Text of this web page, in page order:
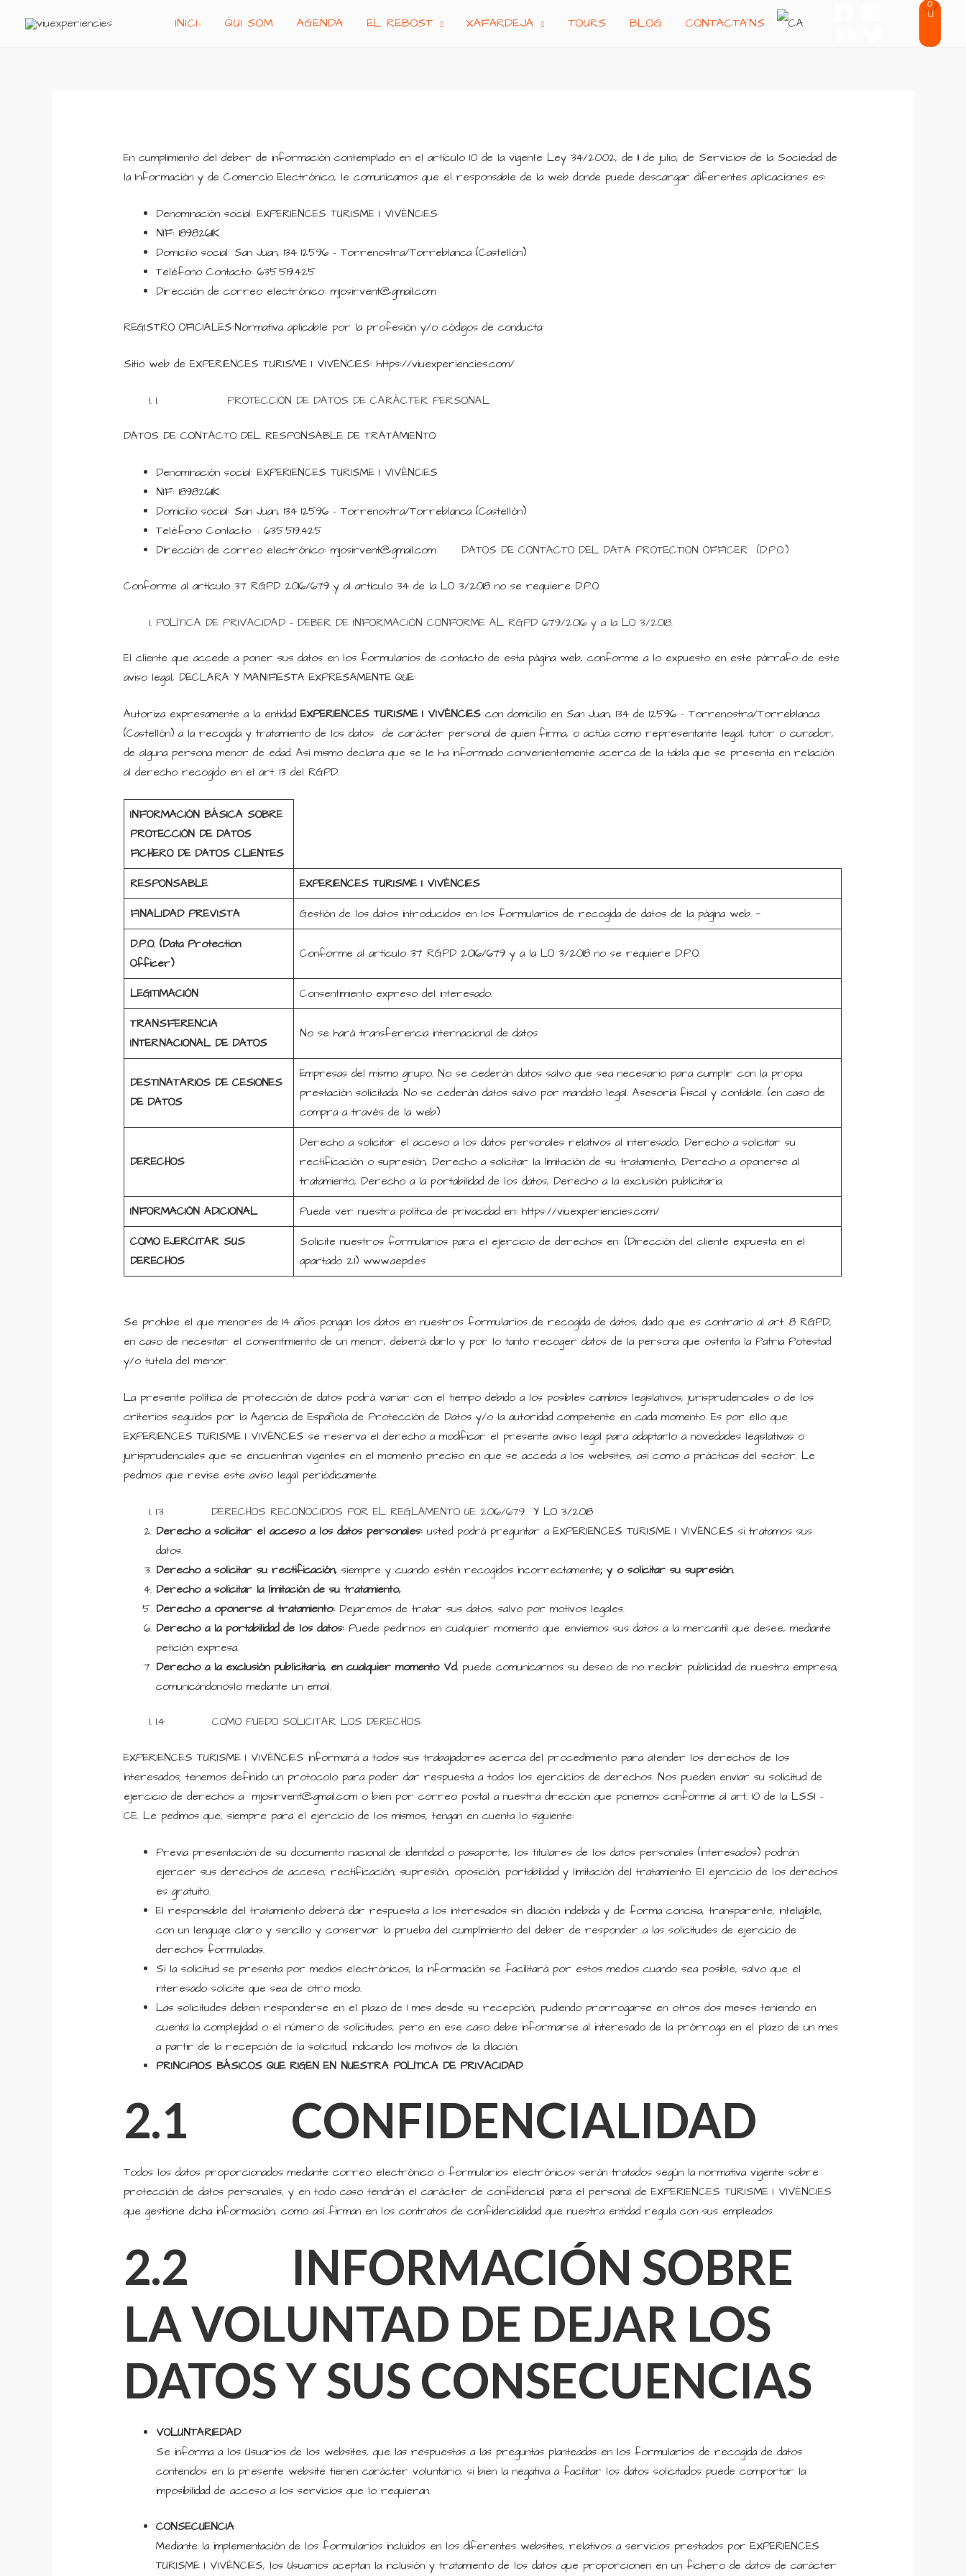
INICI- QUI SOM AGENDA EL REBOST XAFARDEJA TOURS BLOG CONTACTA´NS
En cumplimiento del deber de información contemplado en el artículo 10 de la vigente Ley 34/2002, de 11 de julio, de Servicios de la Sociedad de
la Información y de Comercio Electrónico, le comunicamos que el responsable de la web donde puede descargar diferentes aplicaciones es:
Denominación social: EXPERIENCES TURISME I VIVÈNCIES
NIF: 18982611K
Domicilio social: San Juan, 134 12596 – Torrenostra/Torreblanca (Castellón)
Teléfono Contacto: 635.519.425
Dirección de correo electrónico: mjosirvent@gmail.com
REGISTRO OFICIALES:Normativa aplicable por la profesión y/o códigos de conducta:
Sitio web de EXPERIENCES TURISME I VIVÈNCIES: https://viuexperiencies.com/
1. PROTECCIÓN DE DATOS DE CARÁCTER PERSONAL
DATOS DE CONTACTO DEL RESPONSABLE DE TRATAMIENTO
Denominación social: EXPERIENCES TURISME I VIVÈNCIES
NIF: 18982611K
Domicilio social: San Juan, 134 12596 – Torrenostra/Torreblanca (Castellón)
Teléfono Contacto: : 635.519.425
Dirección de correo electrónico: mjosirvent@gmail.com DATOS DE CONTACTO DEL DATA PROTECTION OFFICER (D.P.O.)
Conforme al artículo 37 RGPD 2016/679 y al artículo 34 de la LO 3/2018 no se requiere D.P.O.
POLÍTICA DE PRIVACIDAD – DEBER DE INFORMACIÓN CONFORME AL RGPD 679/2016 y a la LO 3/2018.
El cliente que accede a poner sus datos en los formularios de contacto de esta página web, conforme a lo expuesto en este párrafo de este
aviso legal, DECLARA Y MANIFIESTA EXPRESAMENTE QUE:
Autoriza expresamente a la entidadEXPERIENCES TURISME I VIVÈNCIES con domicilio en San Juan, 134 de 12596 – Torrenostra/Torreblanca
(Castellón) a la recogida y tratamiento de los datos de carácter personal de quien firma, o actúa como representante legal, tutor o curador,
de alguna persona menor de edad. Así mismo declara que se le ha informado convenientemente acerca de la tabla que se presenta en relación
al derecho recogido en el art. 13 del RGPD.
INFORMACIÓN BÁSICA SOBRE
PROTECCIÓN DE DATOS
FICHERO DE DATOS CLIENTES
RESPONSABLE
EXPERIENCES TURISME I VIVÈNCIES
FINALIDAD PREVISTA
Gestión de los datos introducidos en los formularios de recogida de datos de la página web.
D.P.O. (Data Protection
Officer)
Conforme al artículo 37 RGPD 2016/679 y a la LO 3/2018 no se requiere D.P.O.
LEGITIMACIÓN
Consentimiento expreso del interesado.
TRANSFERENCIA
INTERNACIONAL DE DATOS
No se hará transferencia internacional de datos
DESTINATARIOS DE CESIONES
DE DATOS
Empresas del mismo grupo. No se cederán datos salvo que sea necesario para cumplir con la propia
prestación solicitada. No se cederán datos salvo por mandato legal. Asesoría fiscal y contable. (en caso de
compra a través de la web)
DERECHOS
Derecho a solicitar el acceso a los datos personales relativos al interesado, Derecho a solicitar su
rectificación o supresión, Derecho a solicitar la limitación de su tratamiento, Derecho a oponerse al
tratamiento, Derecho a la portabilidad de los datos, Derecho a la exclusión publicitaria.
INFORMACIÓN ADICIONAL
Puede ver nuestra política de privacidad en: https://viuexperiencies.com/
COMO EJERCITAR SUS
DERECHOS
Solicite nuestros formularios para el ejercicio de derechos en: (Dirección del cliente expuesta en el
apartado 2.1) www.aepd.es
Se prohíbe el que menores de 14 años pongan los datos en nuestros formularios de recogida de datos, dado que es contrario al art. 8 RGPD,
en caso de necesitar el consentimiento de un menor, deberá darlo y por lo tanto recoger datos de la persona que ostenta la Patria Potestad
y/o tutela del menor.
La presente política de protección de datos podrá variar con el tiempo debido a los posibles cambios legislativos, jurisprudenciales o de los
criterios seguidos por la Agencia de Española de Protección de Datos y/o la autoridad competente en cada momento. Es por ello que
EXPERIENCES TURISME I VIVÈNCIES se reserva el derecho a modificar el presente aviso legal para adaptarlo a novedades legislativas o
jurisprudenciales que se encuentran vigentes en el momento preciso en que se acceda a los websites, así como a prácticas del sector. Le
pedimos que revise este aviso legal periódicamente.
1.3 DERECHOS RECONOCIDOS POR EL REGLAMENTO UE 2016/679 Y LO 3/2018
Derecho a solicitar el acceso a los datos personales: usted podrá preguntar a EXPERIENCES TURISME I VIVÈNCIES si tratamos sus
datos.
Derecho a solicitar su rectificación,siempre y cuando estén recogidos incorrectamente; y o solicitar su supresión.
Derecho a solicitar la limitación de su tratamiento,
Derecho a oponerse al tratamiento: Dejaremos de tratar sus datos, salvo por motivos legales.
Derecho a la portabilidad de los datos: Puede pedirnos en cualquier momento que enviemos sus datos a la mercantil que desee, mediante
petición expresa.
Derecho a la exclusión publicitaria, en cualquier momento Vd. puede comunicarnos su deseo de no recibir publicidad de nuestra empresa,
comunicándonoslo mediante un email.
1.4 COMO PUEDO SOLICITAR LOS DERECHOS
EXPERIENCES TURISME I VIVÈNCIES informará a todos sus trabajadores acerca del procedimiento para atender los derechos de los
interesados; tenemos definido un protocolo para poder dar respuesta a todos los ejercicios de derechos. Nos pueden enviar su solicitud de
ejercicio de derechos a mjosirvent@gmail.com o bien por correo postal a nuestra dirección que ponemos conforme al art. 10 de la LSSI –
CE. Le pedimos que, siempre para el ejercicio de los mismos, tengan en cuenta lo siguiente:
Previa presentación de su documento nacional de identidad o pasaporte, los titulares de los datos personales (interesados) podrán
ejercer sus derechos de acceso, rectificación, supresión, oposición, portabilidad y limitación del tratamiento. El ejercicio de los derechos
es gratuito.
El responsable del tratamiento deberá dar respuesta a los interesados sin dilación indebida y de forma concisa, transparente, inteligible,
con un lenguaje claro y sencillo y conservar la prueba del cumplimiento del deber de responder a las solicitudes de ejercicio de
derechos formuladas.
Si la solicitud se presenta por medios electrónicos, la información se facilitará por estos medios cuando sea posible, salvo que el
interesado solicite que sea de otro modo.
Las solicitudes deben responderse en el plazo de 1 mes desde su recepción, pudiendo prorrogarse en otros dos meses teniendo en
cuenta la complejidad o el número de solicitudes, pero en ese caso debe informarse al interesado de la prórroga en el plazo de un mes
a partir de la recepción de la solicitud, indicando los motivos de la dilación.
PRINCIPIOS BÁSICOS QUE RIGEN EN NUESTRA POLÍTICA DE PRIVACIDAD.
2.1 CONFIDENCIALIDAD
Todos los datos proporcionados mediante correo electrónico o formularios electrónicos serán tratados según la normativa vigente sobre
protección de datos personales, y en todo caso tendrán el carácter de confidencial para el personal de EXPERIENCES TURISME I VIVÈNCIES
que gestione dicha información, como así firman en los contratos de confidencialidad que nuestra entidad regula con sus empleados.
2.2 INFORMACIÓN SOBRE
LA VOLUNTAD DE DEJAR LOS
DATOS Y SUS CONSECUENCIAS
VOLUNTARIEDAD
Se informa a los Usuarios de los websites, que las respuestas a las preguntas planteadas en los formularios de recogida de datos
contenidos en la presente website tienen carácter voluntario, si bien la negativa a facilitar los datos solicitados puede comportar la
imposibilidad de acceso a los servicios que lo requieran.
CONSECUENCIA
Mediante la implementación de los formularios incluidos en los diferentes websites, relativos a servicios prestados por EXPERIENCES
TURISME I VIVÈNCIES, los Usuarios aceptan la inclusión y tratamiento de los datos que proporcionen en un fichero de datos de carácter